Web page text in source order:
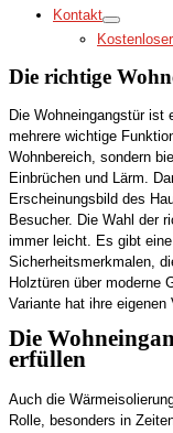
Kontakt
Die richtige
Die Wohneingangstür
mehrere wichtige
Wohnbereich, sondern
Einbrüchen und Lärm.
Erscheinungsbild des
Besucher. Die Wahl der
immer leicht. Es gibt
Sicherheitsmerkmalen,
Holztüren über moderne
Variante hat ihre eigenen
Die
erfüllen
Auch die
Rolle, besonders in